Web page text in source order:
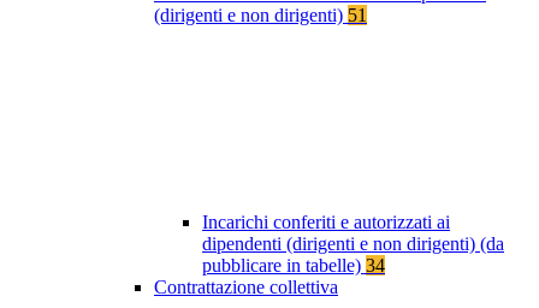
(dirigenti e non dirigenti) 51
Incarichi conferiti e autorizzati ai
dipendenti (dirigenti e non dirigenti) (da
pubblicare in tabelle) 34
Contrattazione collettiva